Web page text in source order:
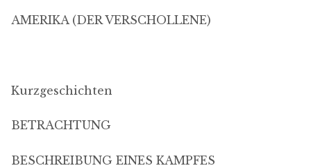
AMERIKA (DER VERSCHOLLENE)
Kurzgeschichten
BETRACHTUNG
BESCHREIBUNG EINES KAMPFES